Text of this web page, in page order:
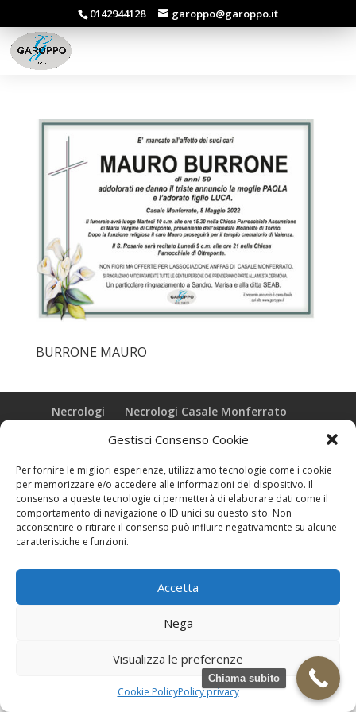
Gestisci Consenso Cookie
Per fornire le migliori esperienze, utilizziamo tecnologie come i cookie
per memorizzare e/o accedere alle informazioni del dispositivo. Il
consenso a queste tecnologie ci permetterà di elaborare dati come il
comportamento di navigazione o ID unici su questo sito. Non
acconsentire o ritirare il consenso può influire negativamente su alcune
caratteristiche e funzioni.
Accetta
Nega
Visualizza le preferenze
Cookie PolicyPolicy privacy
0142944128 garoppo@garoppo.it
BURRONE MAURO
Necrologi
Necrologi Casale Monferrato
Realizzazione grafica e Copyright © zeropensieri local web -
Casale Monferrato info@zeropensieri-cloud
Chiama subito